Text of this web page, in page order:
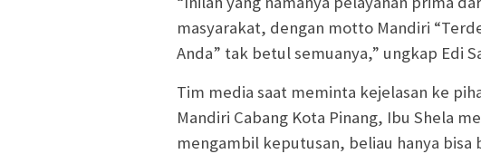
masyarakat, dengan motto Mandiri
Anda” tak betul semuanya,” ungkap Edi
Tim media saat meminta kejelasan ke
Mandiri Cabang Kota Pinang, Ibu Shela
mengambil keputusan, beliau hanya